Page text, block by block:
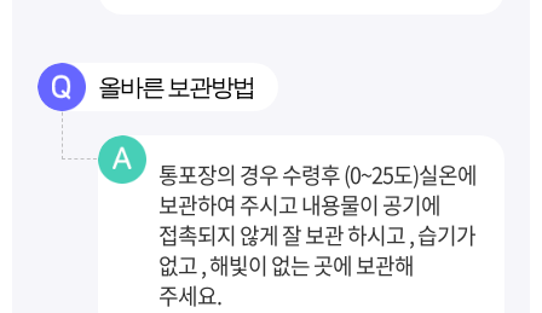
올바른 보관방법
통포장의 경우 수령후 (0~25도)실온에
보관하여 주시고 내용물이 공기에
접촉되지 않게 잘 보관하시고 , 습기가
없고 , 해빛이 없는 곳에 보관해
주세요.